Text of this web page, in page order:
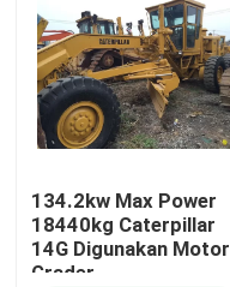
134.2kw Max Power
18440kg Caterpillar
14G Digunakan Motor
Grader